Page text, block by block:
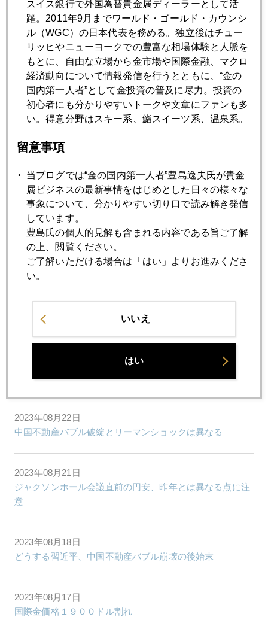
1月 2月 3月 4月 5月 6月
7月 8月 9月 10月 11月 12月
2023年08月31日
ドル高なのに金高、都合の良い話ばかりではない
2023年08月30日
国内金小売価格１万円超え、売りか買いか
2023年08月29日
国内金小売価格１万円超え
2023年08月28日
パウエル氏「ゼロ回答」、サプライズ無し
ジャクソンホール中央銀行フォーラム始まる
トルコが有事の金 大量売却（読売新聞寄稿原文）
2023年08月22日
中国不動産バブル破綻とリーマンショックは異なる
2023年08月21日
ジャクソンホール会議直前の円安、昨年とは異なる点に注
意
2023年08月18日
どうする習近平、中国不動産バブル崩壊の後始末
2023年08月17日
国際金価格１９００ドル割れ
スイス銀行で外国為替貴金属ディーラーとして活
躍。2011年9月までワールド・ゴールド・カウンシ
ル（WGC）の日本代表を務める。独立後はチュー
リッヒやニューヨークでの豊富な相場体験と人脈を
もとに、自由な立場から金市場や国際金融、マクロ
経済動向について情報発信を行うとともに、“金の
国内第一人者”として金投資の普及に尽力。投資の
初心者にも分かりやすいトークや文章にファンも多
い。得意分野はスキー系、鮨スイーツ系、温泉系。
留意事項
当ブログでは“金の国内第一人者”豊島逸夫氏が貴金
属ビジネスの最新事情をはじめとした日々の様々な
事象について、分かりやすい切り口で読み解き発信
しています。
豊島氏の個人的見解も含まれる内容である旨ご了解
の上、閲覧ください。
ご了解いただける場合は「はい」よりお進みくださ
い。
いいえ
はい